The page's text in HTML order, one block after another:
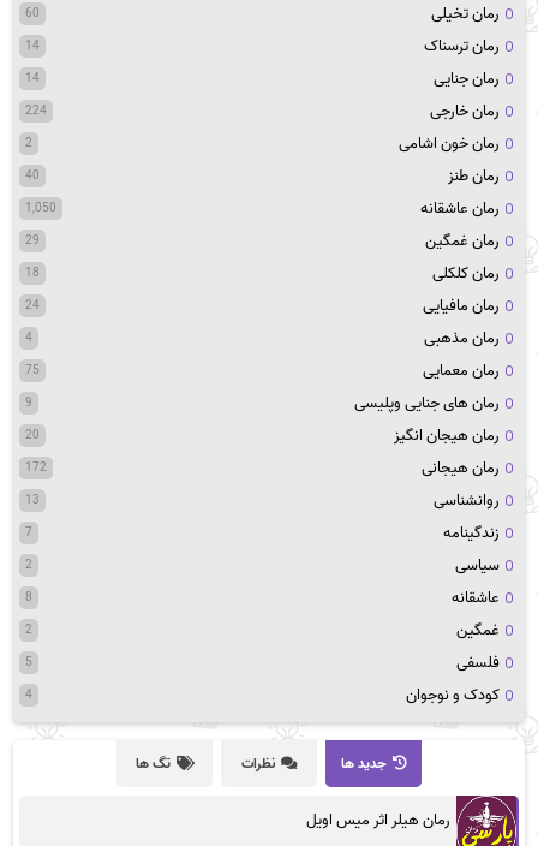
رمان تخیلی 60
رمان ترسناک 14
رمان جنایی 14
رمان خارجی 224
رمان خون اشامی 2
رمان طنز 40
رمان عاشقانه 1,050
رمان غمگین 29
رمان کلکلی 18
رمان مافیایی 24
رمان مذهبی 4
رمان معمایی 75
رمان های جنایی وپلیسی 9
رمان هیجان انگیز 20
رمان هیجانی 172
روانشناسی 13
زندگینامه 7
سیاسی 2
عاشقانه 8
غمگین 2
فلسفی 5
کودک و نوجوان 4
جدید ها نظرات تگ ها
رمان هیلر اثر میس اویل